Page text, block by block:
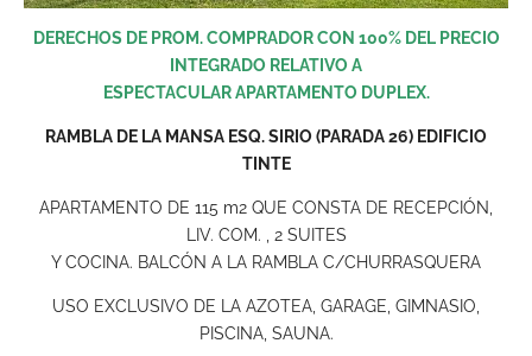
DERECHOS DE PROM. COMPRADOR CON 100% DEL PRECIO
INTEGRADO RELATIVO A
ESPECTACULAR APARTAMENTO DUPLEX.
RAMBLA DE LA MANSA ESQ. SIRIO (PARADA 26) EDIFICIO
TINTE
APARTAMENTO DE 115 m2 QUE CONSTA DE RECEPCIÓN,
LIV. COM. , 2 SUITES
Y COCINA. BALCÓN A LA RAMBLA C/CHURRASQUERA
USO EXCLUSIVO DE LA AZOTEA, GARAGE, GIMNASIO,
PISCINA, SAUNA.